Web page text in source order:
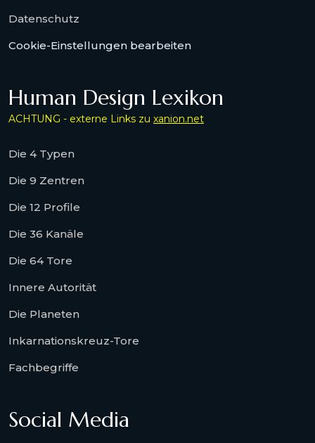
Datenschutz
Cookie-Einstellungen bearbeiten
Human Design Lexikon
ACHTUNG - externe Links zu xanion.net
Die 4 Typen
Die 9 Zentren
Die 12 Profile
Die 36 Kanäle
Die 64 Tore
Innere Autorität
Die Planeten
Inkarnationskreuz-Tore
Fachbegriffe
Social Media